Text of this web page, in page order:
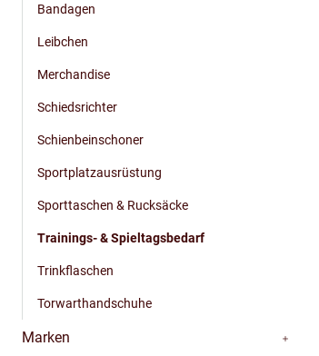
Bandagen
Leibchen
Merchandise
Schiedsrichter
Schienbeinschoner
Sportplatzausrüstung
Sporttaschen & Rucksäcke
Trainings- & Spieltagsbedarf
Trinkflaschen
Torwarthandschuhe
Marken